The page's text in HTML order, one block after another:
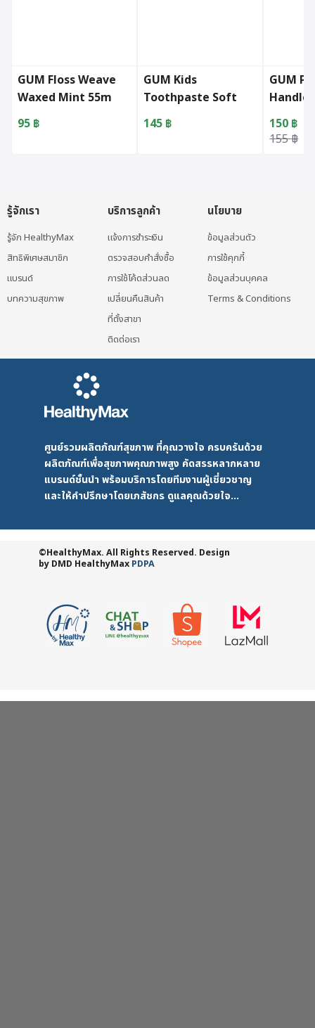
GUM Floss Weave
Waxed Mint 55m
(1855)
95 ฿
GUM Kids
Toothpaste Soft
Mint (7-12Y)
145 ฿
GUM
Handle
(414)
155฿
Original
150 ฿
Current
รู้จักเรา
รู้จัก HealthyMax
สิทธิพิเศษสมาชิก
แบรนด์
บทความสุขภาพ
บริการลูกค้า
แจ้งการชำระเงิน
ตรวจสอบคำสั่งซื้อ
การใช้โค้ดส่วนลด
เปลี่ยนคืนสินค้า
ที่ตั้งสาขา
ติดต่อเรา
นโยบาย
ข้อมูลส่วนตัว
การใช้คุกกี้
ข้อมูลส่วนบุคคล
Terms & Conditions
ศูนย์รวมผลิตภัณฑ์สุขภาพ ที่คุณวางใจ ครบครันด้วย
ผลิตภัณฑ์เพื่อสุขภาพคุณภาพสูง คัดสรรหลากหลาย
แบรนด์ชั้นนำ พร้อมบริการโดยทีมงานผู้เชี่ยวชาญ
และให้คำปรึกษาโดยเภสัชกร ดูแลคุณด้วยใจ...
©HealthyMax. All Rights Reserved. Design
by DMD HealthyMax PDPA